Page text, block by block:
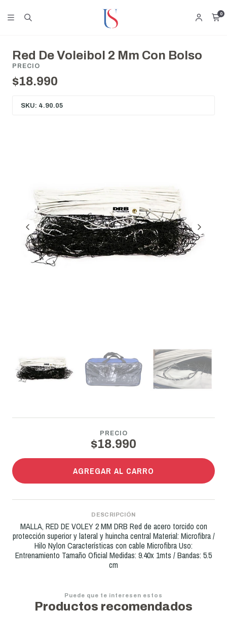
0
Red De Voleibol 2 Mm Con Bolso
PRECIO
$18.990
SKU: 4.90.05
PRECIO
$18.990
AGREGAR AL CARRO
DESCRIPCIÓN
MALLA, RED DE VOLEY 2 MM DRB Red de acero torcido con
protección superior y lateral y huincha central Material: Microfibra /
Hilo Nylon Características con cable Microfibra Uso:
Entrenamiento Tamaño Oficial Medidas: 9.40x 1mts / Bandas: 5.5
cm
Puede que te interesen estos
Productos recomendados